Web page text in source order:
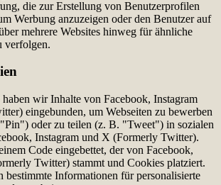
die zur Erstellung von Benutzerprofilen
Werbung anzuzeigen oder den Benutzer auf
mehrere Websites hinweg für ähnliche
verfolgen.
wir Inhalte von Facebook, Instagram
eingebunden, um Webseiten zu bewerben
oder zu teilen (z. B. "Tweet") in sozialen
Instagram und X (Formerly Twitter).
Code eingebettet, der von Facebook,
Twitter) stammt und Cookies platziert.
bestimmte Informationen für personalisierte